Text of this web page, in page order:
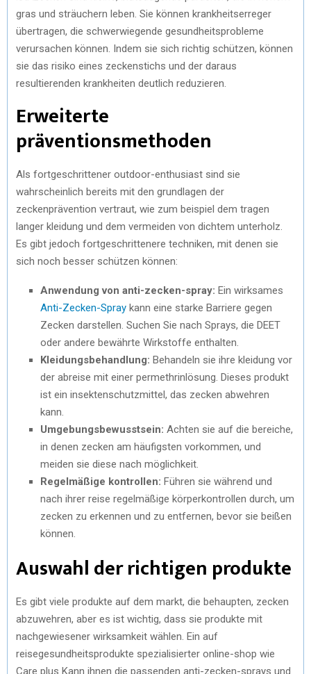
gras und sträuchern leben. Sie können krankheitserreger
übertragen, die schwerwiegende gesundheitsprobleme
verursachen können. Indem sie sich richtig schützen, können
sie das risiko eines zeckenstichs und der daraus
resultierenden krankheiten deutlich reduzieren.
Erweiterte
präventionsmethoden
Als fortgeschrittener outdoor-enthusiast sind sie
wahrscheinlich bereits mit den grundlagen der
zeckenprävention vertraut, wie zum beispiel dem tragen
langer kleidung und dem vermeiden von dichtem unterholz.
Es gibt jedoch fortgeschrittenere techniken, mit denen sie
sich noch besser schützen können:
Anwendung von anti-zecken-spray: Ein wirksames
Anti-Zecken-Spray kann eine starke Barriere gegen
Zecken darstellen. Suchen Sie nach Sprays, die DEET
oder andere bewährte Wirkstoffe enthalten.
Kleidungsbehandlung: Behandeln sie ihre kleidung vor
der abreise mit einer permethrinlösung. Dieses produkt
ist ein insektenschutzmittel, das zecken abwehren
kann.
Umgebungsbewusstsein: Achten sie auf die bereiche,
in denen zecken am häufigsten vorkommen, und
meiden sie diese nach möglichkeit.
Regelmäßige kontrollen: Führen sie während und
nach ihrer reise regelmäßige körperkontrollen durch, um
zecken zu erkennen und zu entfernen, bevor sie beißen
können.
Auswahl der richtigen produkte
Es gibt viele produkte auf dem markt, die behaupten, zecken
abzuwehren, aber es ist wichtig, dass sie produkte mit
nachgewiesener wirksamkeit wählen. Ein auf
reisegesundheitsprodukte spezialisierter online-shop wie
Care plus Kann ihnen die passenden anti-zecken-sprays und